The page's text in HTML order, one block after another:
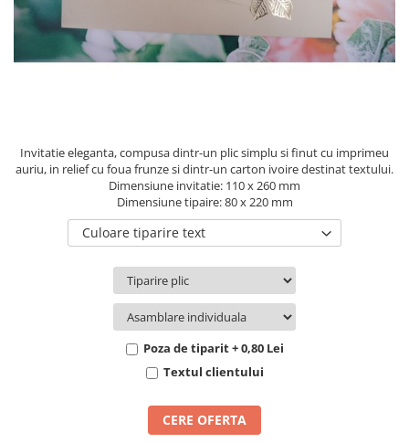
Pachete marturii
Pungi si cutii prajituri
Sticle si borcane
Cutii flori de hartie
Cutii flori de sapun
Cutii flori mixte
2025 Craciun
1 Martie
2020 Craciun si Anul Nou
2021 Crăciun
2022 Crăciun
Toamna și Halloween
Buchete extravagante
Invitatie eleganta, compusa dintr-un plic simplu si finut cu imprimeu
auriu, in relief cu foua frunze si dintr-un carton ivoire destinat textului.
Dimensiune invitatie: 110 x 260 mm
Dimensiune tipaire: 80 x 220 mm
Culoare tiparire text
Poza de tiparit + 0,80 Lei
Textul clientului
CERE OFERTA